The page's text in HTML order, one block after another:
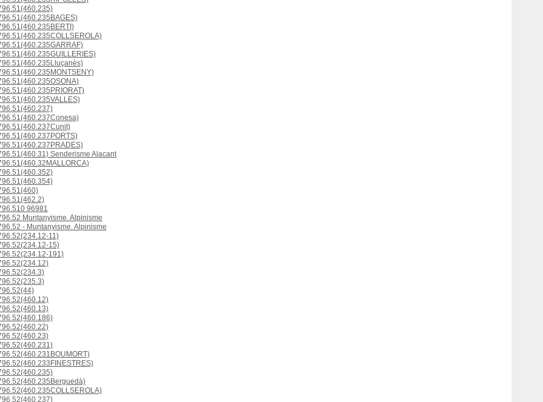
Senderisme Alacant
96981
Muntanyisme. Alpinisme
- Muntanyisme. Alpinisme
11)
15)
191)